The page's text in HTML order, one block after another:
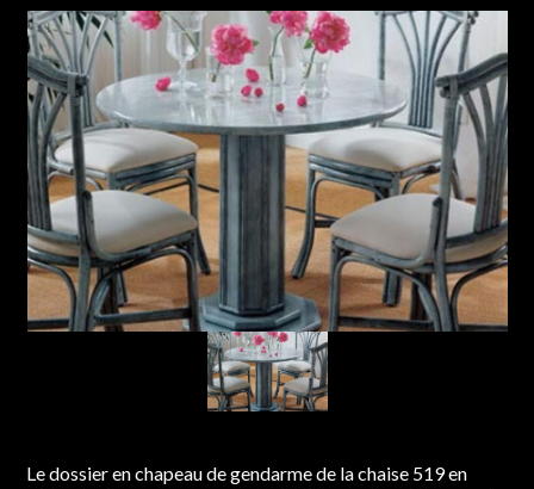
Le dossier en chapeau de gendarme de la chaise 519 en